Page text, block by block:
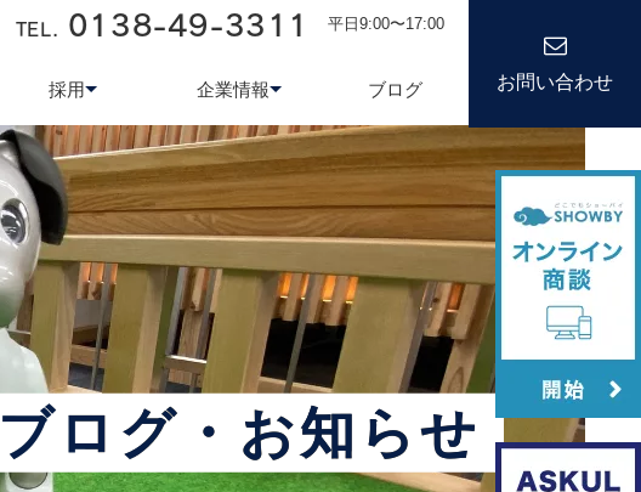
オフィス業務システム kond 光回線
採用
採用について 新卒採用
企業情報
会社情報
ブログ
TEL. 0138-49-3311 平日9:00〜17:00
お問い合わせ
ブログ・お知らせ